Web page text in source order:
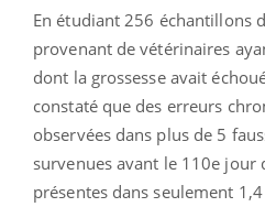
En étudiant 256 échantillons
provenant de vétérinaires
dont la grossesse avait
constaté que des erreurs
observées dans plus de 5
survenues avant le 110e jour
présentes dans seulement